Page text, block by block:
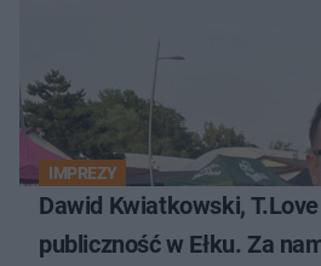
IMPREZY
Dawid Kwiatkowski,
publiczność w Ełku. Za